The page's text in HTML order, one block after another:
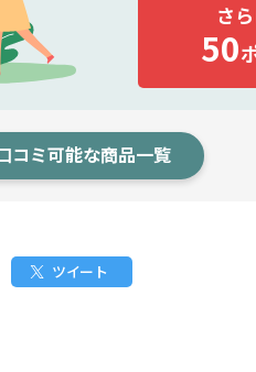
さ
50
コミ可能な商品一覧
ツイート